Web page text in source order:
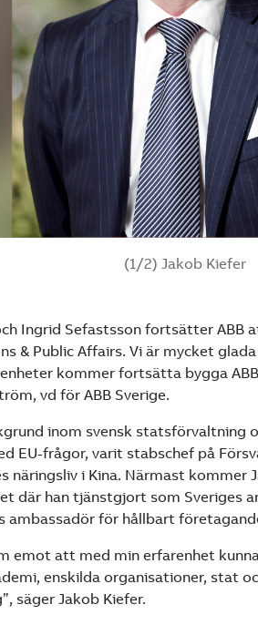
(1/2) Jakob Kiefer
Ingrid Sefastsson fortsätter
& Public Affairs. Vi är mycket
kommer fortsätta bygga
vd för ABB Sverige.
inom svensk statsförvaltning
EU-frågor, varit stabschef på
näringsliv i Kina. Närmast
där han tjänstgjort som Sveriges
ambassadör för hållbart
emot att med min erfarenhet
enskilda organisationer, stat
säger Jakob Kiefer.